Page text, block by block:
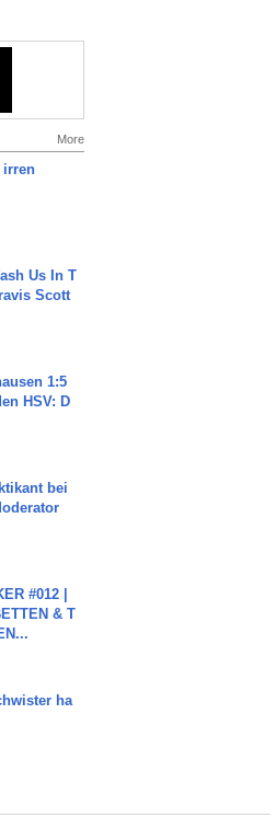
More
irren
Us In T
Scott
1:5
HSV: D
bei
#012 |
& T
ha